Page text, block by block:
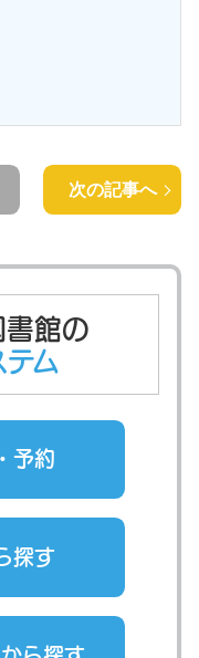
次の記事へ
書館の
ム
予約
探す